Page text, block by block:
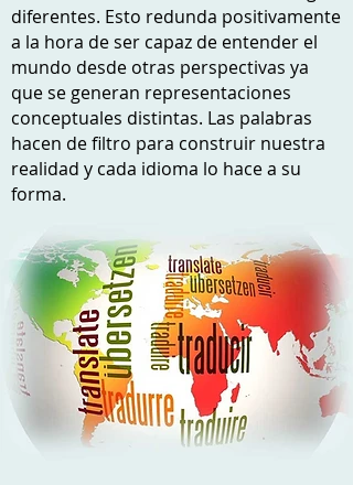
diferentes. Esto redunda positivamente
a la hora de ser capaz de entender el
mundo desde otras perspectivas ya
que se generan representaciones
conceptuales distintas. Las palabras
hacen de filtro para construir nuestra
realidad y cada idioma lo hace a su
forma.